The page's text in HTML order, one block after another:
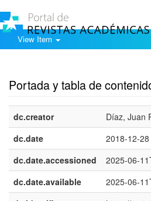
View Item
Portada y tabla de
dc.creator
Díaz, Juan
dc.date
2018-12-28
dc.date.accessioned
2025-06-
dc.date.available
2025-06-